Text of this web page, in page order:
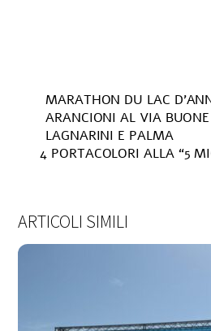
MARATHON DU LAC
ARANCIONI AL VIA BUONE
LAGNARINI E PALMA
4 PORTACOLORI ALLA “5
ARTICOLI SIMILI